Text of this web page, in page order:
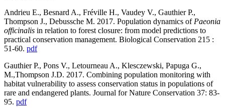
Andrieu E., Besnard A., Fréville H., Vaudey V., Gauthier P.,
Thompson J., Debussche M. 2017. Population dynamics of Paeonia
officinalis in relation to forest closure: from model predictions to
practical conservation management. Biological Conservation 215 :
51-60. pdf
Gauthier P., Pons V., Letourneau A., Klesczewski, Papuga G.,
M.,Thompson J.D. 2017. Combining population monitoring with
habitat vulnerability to assess conservation status in populations of
rare and endangered plants. Journal for Nature Conservation 37: 83-
95. pdf